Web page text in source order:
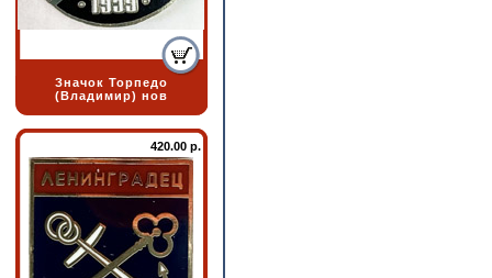
Значок Торпедо
(Владимир) нов
420.00 р.